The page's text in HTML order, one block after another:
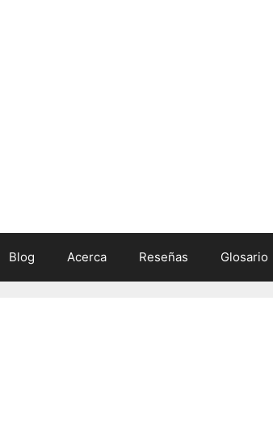
Blog Acerca Reseñas Glosario